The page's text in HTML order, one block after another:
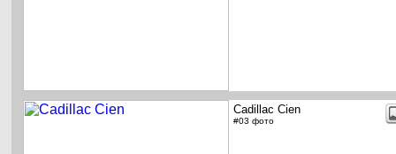
Cadillac Cien
#03 фото